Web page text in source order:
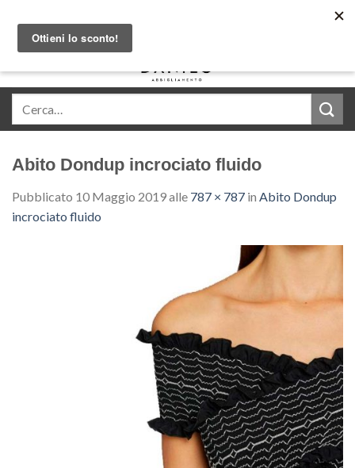
content
Abito Dondup incrociato fluido
Pubblicato 10 Maggio 2019alle 787 × 787 in Abito Dondup
incrociato fluido